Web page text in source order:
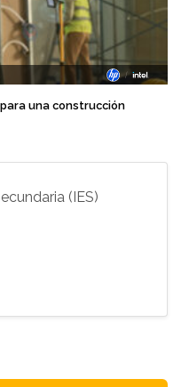
una construcción
(IES)